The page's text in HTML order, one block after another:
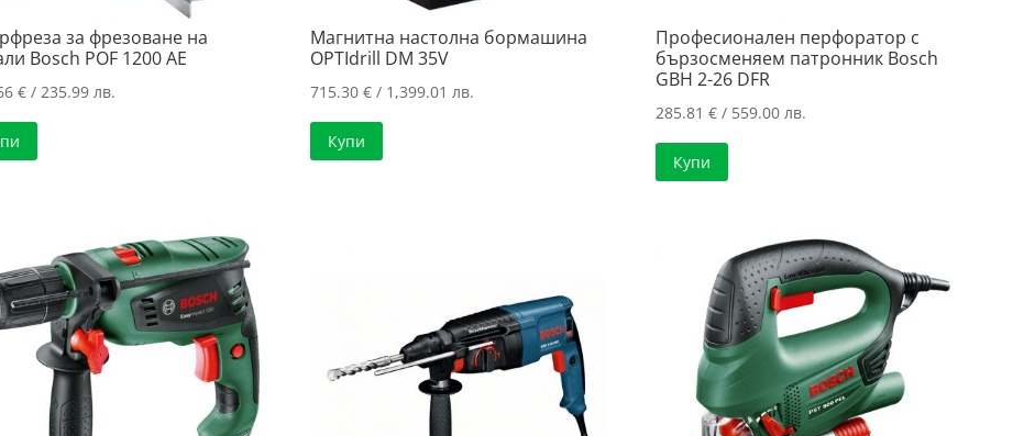
за фрезоване на
Bosch POF 1200 AE
€ / 235.99 лв.
Магнитна настолна бормашина
OPTIdrill DM 35V
715.30 €/ 1,399.01 лв.
Купи
Професионален перфоратор с
бързосменяем патронник Bosch
GBH 2-26 DFR
285.81 €/ 559.00 лв.
Купи